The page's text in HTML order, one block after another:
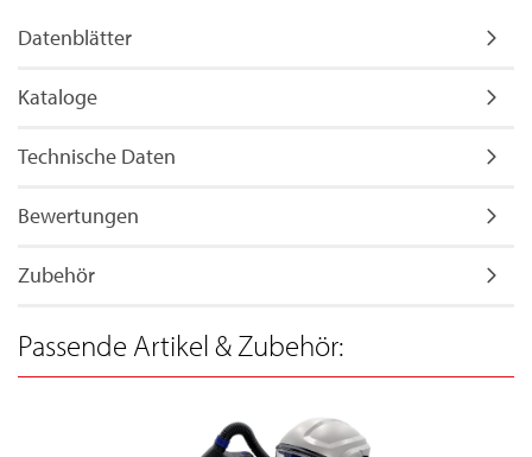
Datenblätter
Kataloge
Technische Daten
Bewertungen
Zubehör
Passende Artikel & Zubehör: